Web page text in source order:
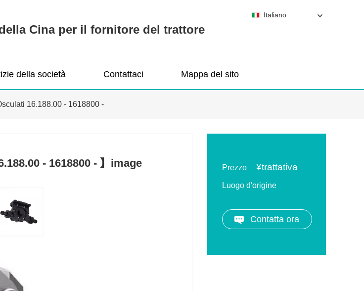
Cina per il fornitore del trattore
della società Contattaci Mappa del sito
Italiano
16.188.00 - 1618800 -
- 1618800 - 】image Prezzo ¥trattativa
Luogo d'origine
Contatta ora